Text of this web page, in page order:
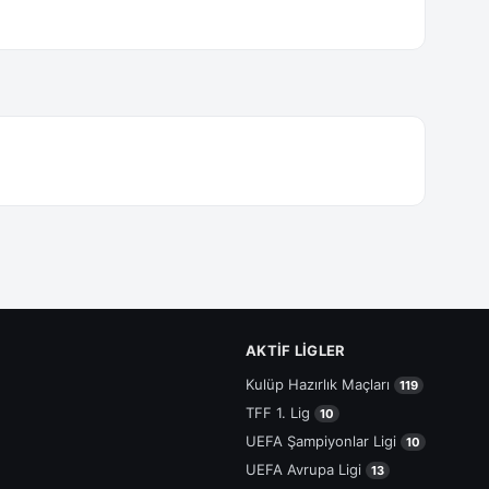
AKTIF LIGLER
Kulüp Hazırlık Maçları
119
TFF 1. Lig 10
UEFA Şampiyonlar Ligi 10
UEFA Avrupa Ligi 13